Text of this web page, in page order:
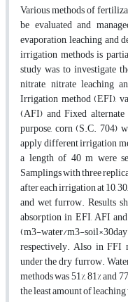
Various methods of
be evaluated and
evaporation, leaching and
irrigation methods is
study was to investigate
nitrate, nitrate leaching
Irrigation method (EFI),
(AFI) and Fixed
purpose, corn (S.C. 704)
apply different irrigation
a length of 40 m were
Samplings with three
after each irrigation at 10,
and wet furrow. Results
absorption in EFI, AFI
(m3-water/m3-
respectively. Also in FFI
under the dry furrow.
methods was 51%, 81%
the least amount of